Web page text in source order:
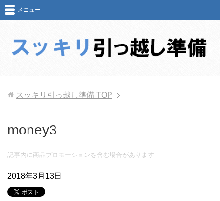
メニュー
スッキリ引っ越し準備 TOP
money3
記事内に商品プロモーションを含む場合があります
2018年3月13日